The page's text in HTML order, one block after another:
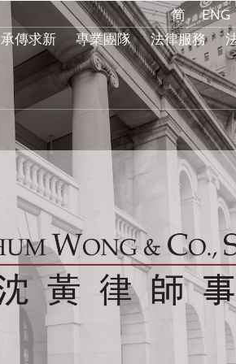
简 ENG
承傳求新 專業團隊 法律服務